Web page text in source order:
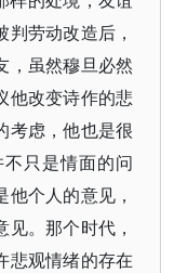
劳动改造后，
，虽然穆旦必然
他改变诗作的悲
考虑，他也是很
只是情面的问
个人的意见，
。那个时代，
悲观情绪的存在